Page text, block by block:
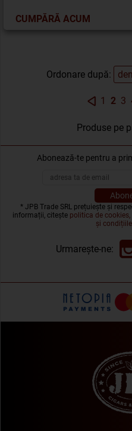
CUMPĂRĂ ACUM
Ordonare după:
1 2 3
Produse pe
Abonează-te pentru a
* JPB Trade SRL prețuiește și
informații, citește politica de
și
Urmarește-ne: